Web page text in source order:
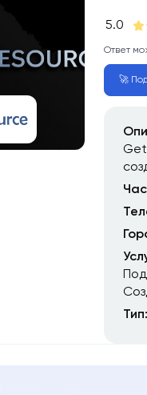
5.0
Ответ
🚀
Тип: